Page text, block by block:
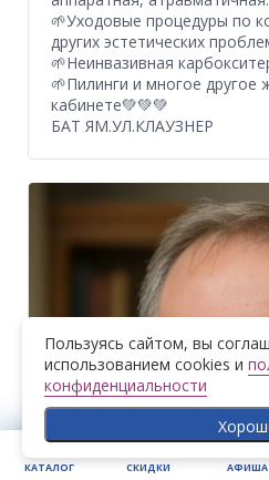
🌱Уходовые процедуры по
других эстетических
🌱Неинвазивная
🌱Пилинги и многое другое
кабинете💚💚💚
БАТ ЯМ.УЛ.КЛАУЗНЕР
КАТАЛОГ СКИДКИ АФИША
Пользуясь сайтом, вы
использованием cookies и
конфиденциальности